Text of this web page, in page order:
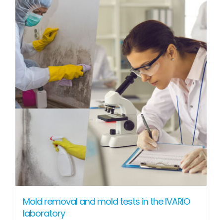
Mold removal and mold tests in the IVARIO
laboratory